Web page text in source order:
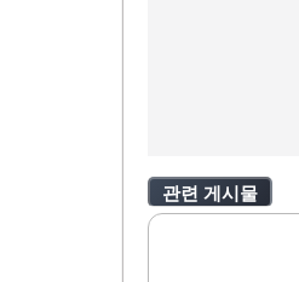
관련 게시물